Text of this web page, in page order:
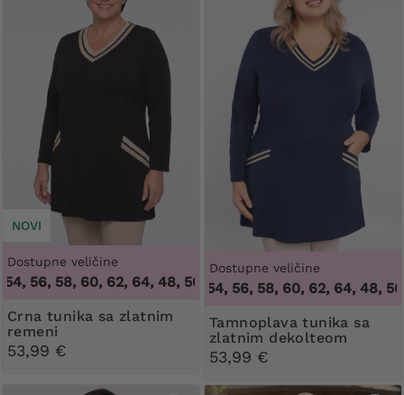
NOVI
Dostupne veličine
58, 60, 62, 64, 48, 50, 52, 54, 56, 58, 60, 62, 64
Crna tunika sa zlatnim
remeni
53,99 €
Dostupne veličine
48, 50, 52, 54, 56, 58, 60, 62, 64, 48, 50,
Tamnoplava tunika sa
zlatnim dekolteom
53,99 €